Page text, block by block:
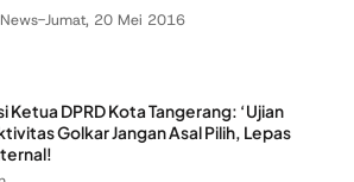
-Jumat, 20 Mei 2016
Ketua DPRD Kota Tangerang: ‘Ujian
Golkar Jangan Asal Pilih, Lepas